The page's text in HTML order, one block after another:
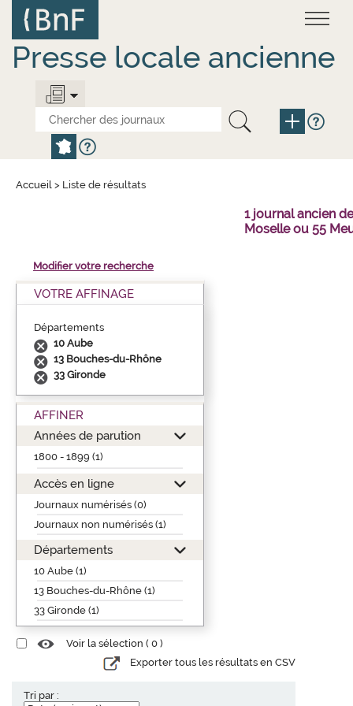
contenu
principal
Presse locale ancienne
Accueil > Liste de résultats
1 journal ancien
Moselle ou 55
Modifier votre recherche
VOTRE AFFINAGE
Départements
10 Aube
13 Bouches-du-Rhône
33 Gironde
AFFINER
Années de parution
1800 - 1899 (1)
Accès en ligne
Journaux numérisés (0)
Journaux non numérisés (1)
Départements
10 Aube (1)
13 Bouches-du-Rhône (1)
33 Gironde (1)
Voir la sélection ( 0 )
Exporter tous les résultats en CSV
Tri par :
Panneau de gestion des cookies